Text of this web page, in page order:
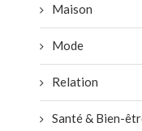
Maison
Mode
Relation
Santé & Bien-